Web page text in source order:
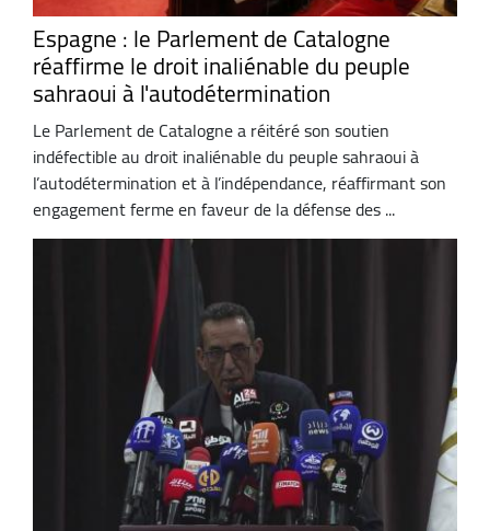
Espagne : le Parlement de Catalogne
réaffirme le droit inaliénable du peuple
sahraoui à l'autodétermination
Le Parlement de Catalogne a réitéré son soutien
indéfectible au droit inaliénable du peuple sahraoui à
l’autodétermination et à l’indépendance, réaffirmant son
engagement ferme en faveur de la défense des ...